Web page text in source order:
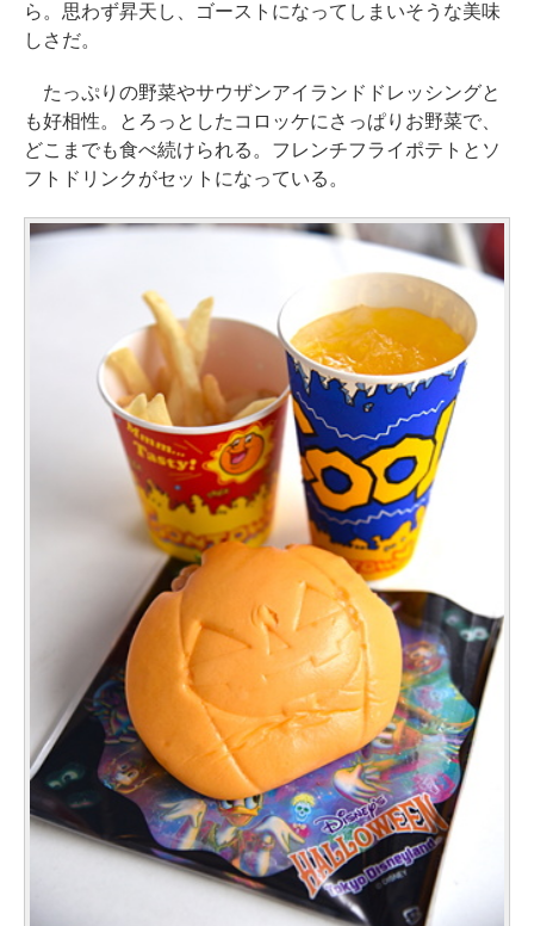
ら。思わず昇天し、ゴーストになってしまいそうな美味
しさだ。
たっぷりの野菜やサウザンアイランドドレッシングと
も好相性。とろっとしたコロッケにさっぱりお野菜で、
どこまでも食べ続けられる。フレンチフライポテトとソ
フトドリンクがセットになっている。